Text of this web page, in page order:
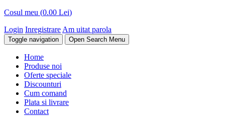
Cosul meu (0.00 Lei)
Login Inregistrare Am uitat parola
Toggle navigation Open Search Menu
Home
Produse noi
Oferte speciale
Discounturi
Cum comand
Plata si livrare
Contact